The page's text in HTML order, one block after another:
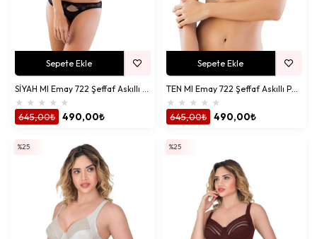
SİYAH MI Emay 722 Şeffaf Askıllı Push Up Sütyen
★ ★ ★ ★ ★
490,00₺
645,00₺
Sepete Ekle
TEN MI Emay 722 Şeffaf Askıllı Push Up Sütyen
★ ★ ★ ★ ★
490,00₺
645,00₺
Sepete Ekle
%25 %25